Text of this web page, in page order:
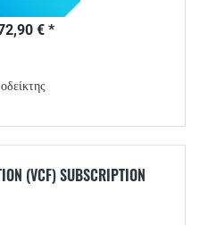
€ *
(VCF) SUBSCRIPTION